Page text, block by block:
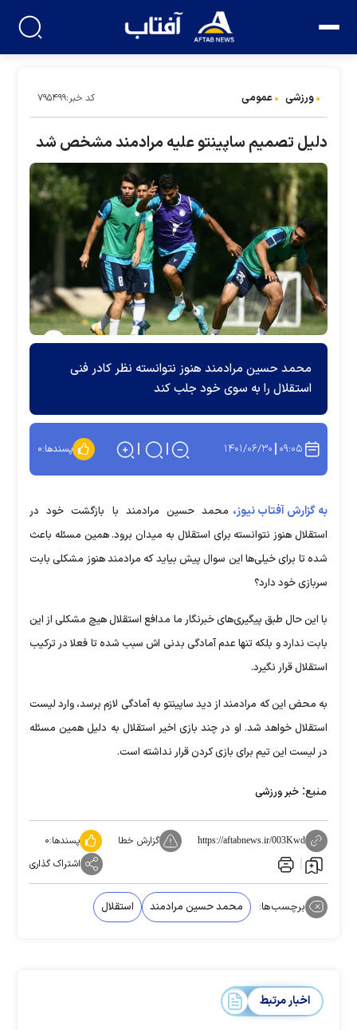
ورزشی عمومی کد خبر:۷۹۵۴۹۹
دلیل تصمیم ساپینتو علیه مرادمند مشخص شد
محمد حسین مرادمند هنوز نتوانسته نظر کادر فنی
استقلال را به سوی خود جلب کند
۰۹:۰۵ ۱۴۰۱/۰۶/۳۰ پسندها:۰
به گزارش آفتاب نیوز، محمد حسین مرادمند با بازگشت خود در
استقلال هنوز نتوانسته برای استقلال به میدان برود. همین مسئله باعث
شده تا برای خیلی‌ها این سوال پیش بیاید که مرادمند هنوز مشکلی بابت
سربازی خود دارد؟
با این حال طبق پیگیری‌های خبرنگار ما مدافع استقلال هیچ مشکلی از این
بابت ندارد و بلکه تنها عدم آمادگی بدنی اش سبب شده تا فعلا در ترکیب
استقلال قرار نگیرد.
به محض این که مرادمند از دید ساپینتو به آمادگی لازم برسد، وارد لیست
استقلال خواهد شد. او در چند بازی اخیر استقلال به دلیل همین مسئله
در لیست این تیم برای بازی کردن قرار نداشته است.
منبع: خبر ورزشی
https://aftabnews.ir/003Kwd گزارش خطا پسندها:۰
اشتراک گذاری
برچسب‌ها: محمد حسین مرادمند استقلال
اخبار مرتبط